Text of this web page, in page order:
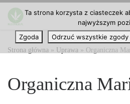
Przejdź do treści
Strona główna » Uprawa » Organiczna
Organiczna
Ta strona korzysta z ciasteczek
najwyższym
Zgoda
Odrzuć wszystkie zgody